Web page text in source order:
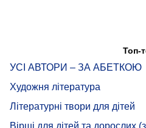
Топ-
УСІ АВТОРИ – ЗА АБЕТКОЮ
Художня література
Літературні твори для дітей
Вірші для дітей та дорослих